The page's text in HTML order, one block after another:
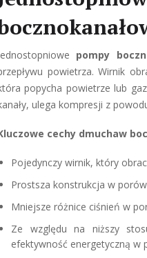
pompy
powietrza. Wirnik
popycha powietrze lub
ulega kompresji z
cechy dmuchaw
Pojedynczy wirnik, który
Prostsza konstrukcja w
Mniejsze różnice ciśnień w
Ze względu na niższy
efektywność energetyczną w